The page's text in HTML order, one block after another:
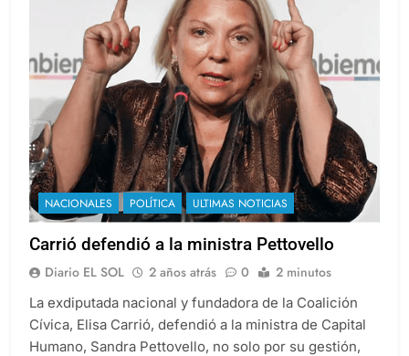
NACIONALES POLÍTICA ULTIMAS NOTICIAS
Carrió defendió a la ministra Pettovello
Diario EL SOL 2 años atrás 0 2 minutos
La exdiputada nacional y fundadora de la Coalición
Cívica, Elisa Carrió, defendió a la ministra de Capital
Humano, Sandra Pettovello, no solo por su gestión,